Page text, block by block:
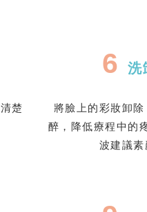
楚
6洗
將臉上的彩妝卸
醉，降低療程中的
波建議素